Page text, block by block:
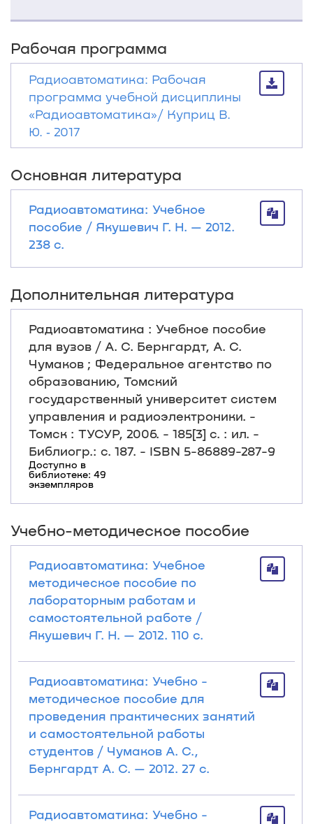
Рабочая программа
Радиоавтоматика: Рабочая
программа учебной дисциплины
«Радиоавтоматика»/ Куприц В.
Ю. ‐ 2017
Основная литература
Радиоавтоматика: Учебное
пособие / Якушевич Г. Н. — 2012.
238 с.
Дополнительная литература
Радиоавтоматика : Учебное пособие
для вузов / А. С. Бернгардт, А. С.
Чумаков ; Федеральное агентство по
образованию, Томский
государственный университет систем
управления и радиоэлектроники. -
Томск : ТУСУР, 2006. - 185[3] с. : ил. -
Библиогр.: с. 187. - ISBN 5-86889-287-9
Доступно в
библиотеке: 49
экземпляров
Учебно-методическое пособие
Радиоавтоматика: Учебное
методическое пособие по
лабораторным работам и
самостоятельной работе /
Якушевич Г. Н. — 2012. 110 с.
Радиоавтоматика: Учебно -
методическое пособие для
проведения практических занятий
и cамостоятельной работы
студентов / Чумаков А. С.,
Бернгардт А. С. — 2012. 27 с.
Радиоавтоматика: Учебно -